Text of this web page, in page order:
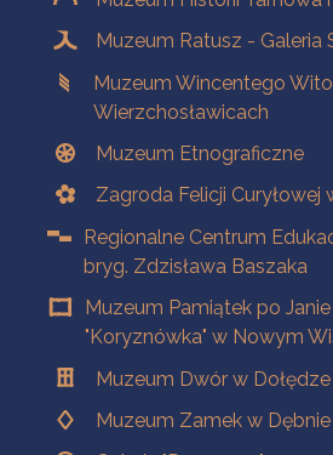
Muzeum Ratusz - Galeria
Muzeum Wincentego
Wierzchosławicach
Muzeum Etnograficzne
Zagroda Felicji Curyłowej
Regionalne Centrum
bryg. Zdzisława Baszaka
Muzeum Pamiątek po
"Koryznówka" w Nowym
Muzeum Dwór w Dołędze
Muzeum Zamek w Dębnie